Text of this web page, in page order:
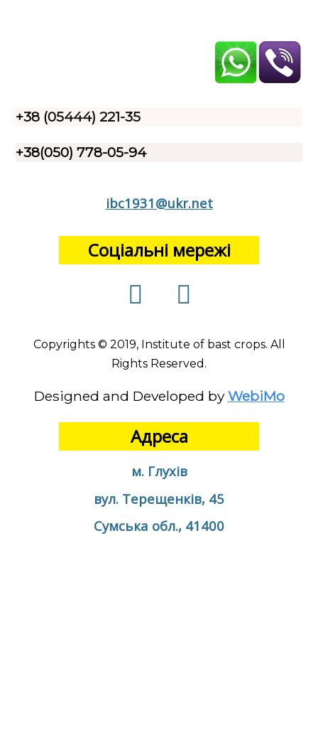
+38 (05444) 221-35
+38(050) 778-05-94
ibc1931@ukr.net
Соціальні мережі
Copyrights © 2019, Institute of bast crops. All
Rights Reserved.
Designed and Developed by WebiMo
Адреса
м. Глухів
вул. Терещенків, 45
Сумська обл., 41400